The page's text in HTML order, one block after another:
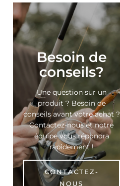
Besoin de
conseils?
Une question sur un
produit ? Besoin de
conseils avant votre achat ?
Contactez-nous et notre
équipe vous répondra
rapidement !
CONTACTEZ-
NOUS